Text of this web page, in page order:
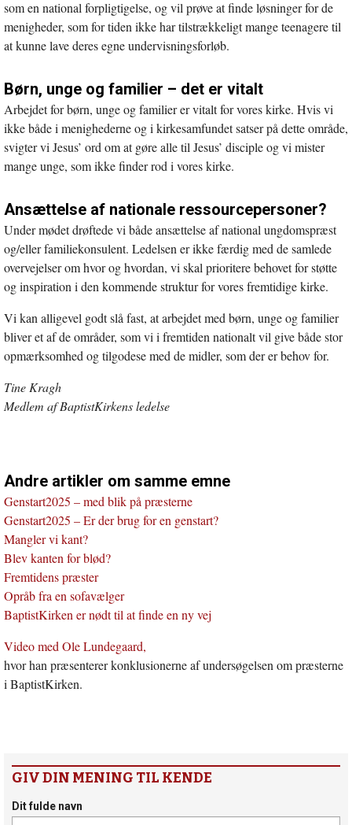
som en national forpligtigelse, og vil prøve at finde løsninger for de
menigheder, som for tiden ikke har tilstrækkeligt mange teenagere til
at kunne lave deres egne undervisningsforløb.
Børn, unge og familier – det er vitalt
Arbejdet for børn, unge og familier er vitalt for vores kirke. Hvis vi
ikke både i menighederne og i kirkesamfundet satser på dette område,
svigter vi Jesus’ ord om at gøre alle til Jesus’ disciple og vi mister
mange unge, som ikke finder rod i vores kirke.
Ansættelse af nationale ressourcepersoner?
Under mødet drøftede vi både ansættelse af national ungdomspræst
og/eller familiekonsulent. Ledelsen er ikke færdig med de samlede
overvejelser om hvor og hvordan, vi skal prioritere behovet for støtte
og inspiration i den kommende struktur for vores fremtidige kirke.
Vi kan alligevel godt slå fast, at arbejdet med børn, unge og familier
bliver et af de områder, som vi i fremtiden nationalt vil give både stor
opmærksomhed og tilgodese med de midler, som der er behov for.
Tine Kragh
Medlem af BaptistKirkens ledelse
Andre artikler om samme emne
Genstart2025 – med blik på præsterne
Genstart2025 – Er der brug for en genstart?
Mangler vi kant?
Blev kanten for blød?
Fremtidens præster
Opråb fra en sofavælger
BaptistKirken er nødt til at finde en ny vej
Video med Ole Lundegaard,
hvor han præsenterer konklusionerne af undersøgelsen om præsterne
i BaptistKirken.
GIV DIN MENING TIL KENDE
Dit fulde navn